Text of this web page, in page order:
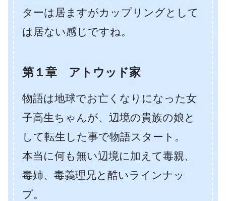
ターは居ますがカップリングとして
は居ない感じですね。
第１章 アトウッド家
物語は地球でお亡くなりになった女
子高生ちゃんが、辺境の貴族の娘と
して転生した事で物語スタート。
本当に何も無い辺境に加えて毒親、
毒姉、毒義理兄と酷いラインナッ
プ。